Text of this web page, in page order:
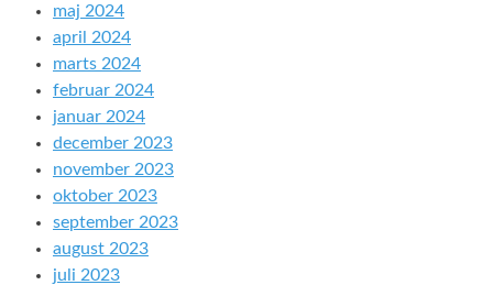
maj 2024
april 2024
marts 2024
februar 2024
januar 2024
december 2023
november 2023
oktober 2023
september 2023
august 2023
juli 2023